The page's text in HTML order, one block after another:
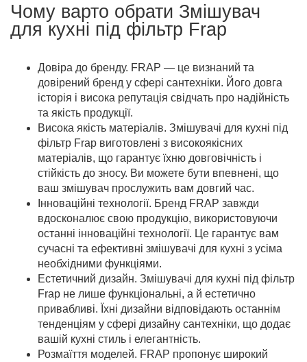
Чому варто обрати Змішувач
для кухні під фільтр Frap
Довіра до бренду. FRAP — це визнаний та
довірений бренд у сфері сантехніки. Його довга
історія і висока репутація свідчать про надійність
та якість продукції.
Висока якість матеріалів. Змішувачі для кухні під
фільтр Frap виготовлені з високоякісних
матеріалів, що гарантує їхню довговічність і
стійкість до зносу. Ви можете бути впевнені, що
ваш змішувач прослужить вам довгий час.
Інноваційні технології. Бренд FRAP завжди
вдосконалює свою продукцію, використовуючи
останні інноваційні технології. Це гарантує вам
сучасні та ефективні змішувачі для кухні з усіма
необхідними функціями.
Естетичний дизайн. Змішувачі для кухні під фільтр
Frap не лише функціональні, а й естетично
привабливі. Їхні дизайни відповідають останнім
тенденціям у сфері дизайну сантехніки, що додає
вашій кухні стиль і елегантність.
Розмаїття моделей. FRAP пропонує широкий